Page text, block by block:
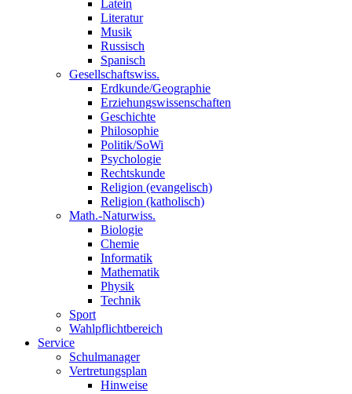
Latein
Literatur
Musik
Russisch
Spanisch
Gesellschaftswiss.
Erdkunde/Geographie
Erziehungswissenschaften
Geschichte
Philosophie
Politik/SoWi
Psychologie
Rechtskunde
Religion (evangelisch)
Religion (katholisch)
Math.-Naturwiss.
Biologie
Chemie
Informatik
Mathematik
Physik
Technik
Sport
Wahlpflichtbereich
Service
Schulmanager
Vertretungsplan
Hinweise